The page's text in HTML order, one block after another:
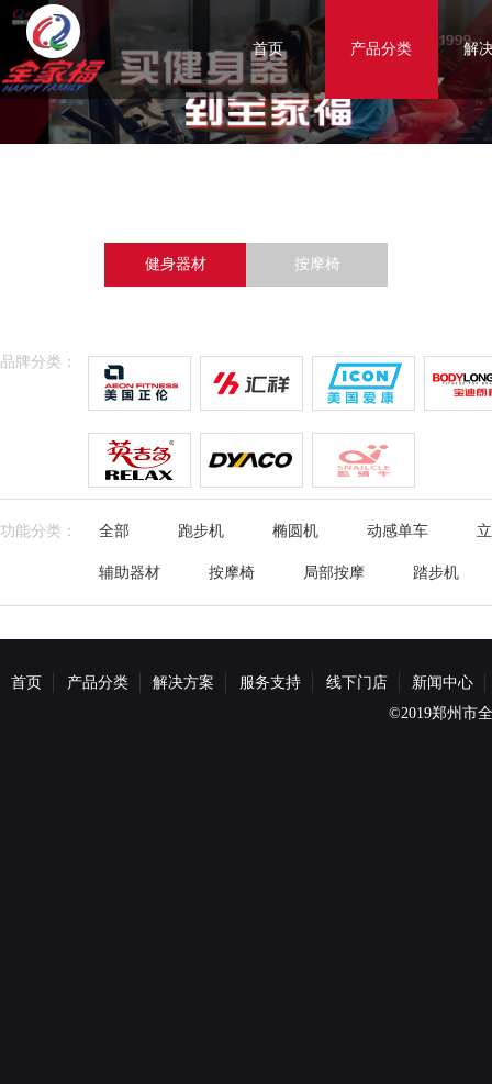
首页 产品分类 解
健身器材 按摩椅
品牌分类：
功能分类： 全部 跑步机 椭圆机 动感单车
辅助器材 按摩椅 局部按摩 踏步机
首页 产品分类 解决方案 服务支持 线下门店
新闻中心
©2019郑州市